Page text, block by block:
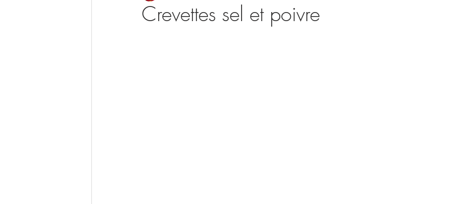
Crevettes sel et poivre